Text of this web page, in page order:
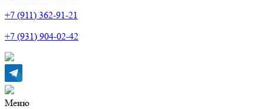
+7 (911) 362-91-21
+7 (931) 904-02-42
Меню